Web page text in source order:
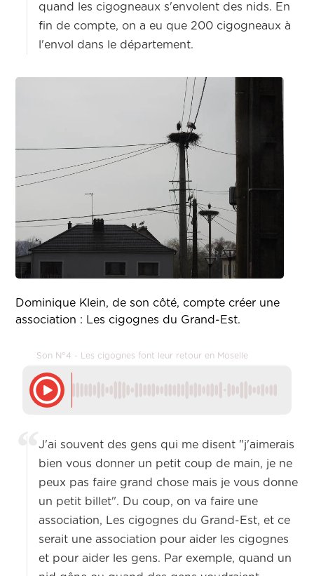
quand les cigogneaux s'envolent des nids. En
fin de compte, on a eu que 200 cigogneaux à
l'envol dans le département.
Dominique Klein, de son côté, compte créer une
association : Les cigognes du Grand-Est.
Son N°4 - Les cigognes font leur retour en Moselle
J'ai souvent des gens qui me disent "j'aimerais
bien vous donner un petit coup de main, je ne
peux pas faire grand chose mais je vous donne
un petit billet". Du coup, on va faire une
association, Les cigognes du Grand-Est, et ce
serait une association pour aider les cigognes
et pour aider les gens. Par exemple, quand un